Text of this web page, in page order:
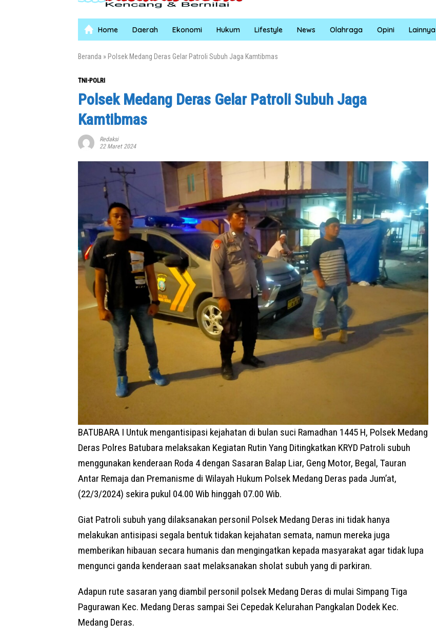
Home Daerah Ekonomi Hukum Lifestyle News Olahraga Opini Lainnya
Beranda » Polsek Medang Deras Gelar Patroli Subuh Jaga Kamtibmas
TNI-POLRI
Polsek Medang Deras Gelar Patroli Subuh Jaga
Kamtibmas
Redaksi
22 Maret 2024
BATUBARA I Untuk mengantisipasi kejahatan di bulan suci Ramadhan 1445 H, Polsek Medang
Deras Polres Batubara melaksakan Kegiatan Rutin Yang Ditingkatkan KRYD Patroli subuh
menggunakan kenderaan Roda 4 dengan Sasaran Balap Liar, Geng Motor, Begal, Tauran
Antar Remaja dan Premanisme di Wilayah Hukum Polsek Medang Deras pada Jum’at,
(22/3/2024) sekira pukul 04.00 Wib hinggah 07.00 Wib.
Giat Patroli subuh yang dilaksanakan personil Polsek Medang Deras ini tidak hanya
melakukan antisipasi segala bentuk tidakan kejahatan semata, namun mereka juga
memberikan hibauan secara humanis dan mengingatkan kepada masyarakat agar tidak lupa
mengunci ganda kenderaan saat melaksanakan sholat subuh yang di parkiran.
Adapun rute sasaran yang diambil personil polsek Medang Deras di mulai Simpang Tiga
Pagurawan Kec. Medang Deras sampai Sei Cepedak Kelurahan Pangkalan Dodek Kec.
Medang Deras.